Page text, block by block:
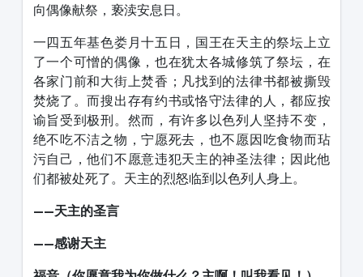
向偶像献祭，亵渎安息日。
一四五年基色娄月十五日，国王在天主的祭坛上立
了一个可憎的偶像，也在犹太各城修筑了祭坛，在
各家门前和大街上焚香；凡找到的法律书都被撕毁
焚烧了。而搜出存有约书或恪守法律的人，都应按
谕旨受到极刑。然而，有许多以色列人坚持不变，
绝不吃不洁之物，宁愿死去，也不愿因吃食物而玷
污自己，他们不愿意违犯天主的神圣法律；因此他
们都被处死了。天主的烈怒临到以色列人身上。
——天主的圣言
——感谢天主